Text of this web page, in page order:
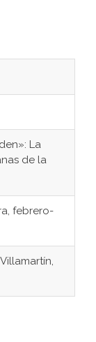
La
de la
febrero-